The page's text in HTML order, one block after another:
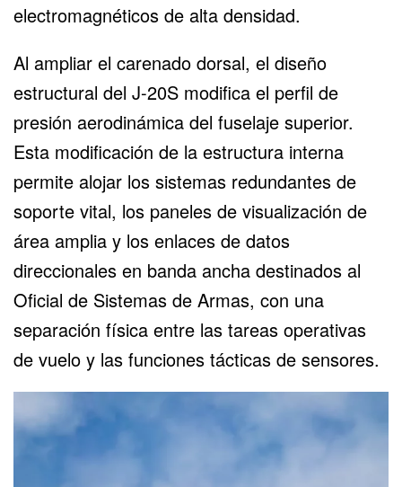
electromagnéticos de alta densidad.
Al ampliar el carenado dorsal, el diseño
estructural del J-20S modifica el perfil de
presión aerodinámica del fuselaje superior.
Esta modificación de la estructura interna
permite alojar los sistemas redundantes de
soporte vital, los paneles de visualización de
área amplia y los enlaces de datos
direccionales en banda ancha destinados al
Oficial de Sistemas de Armas, con una
separación física entre las tareas operativas
de vuelo y las funciones tácticas de sensores.